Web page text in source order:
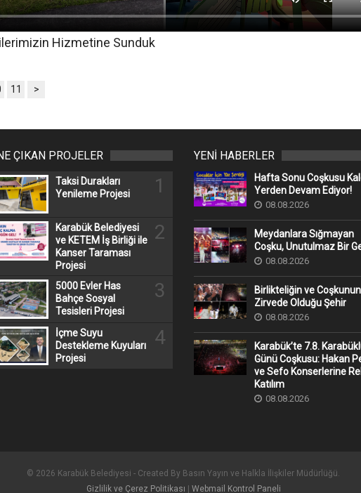
Hizmetine Sunduk
11 >
ÇIKAN PROJELER
Taksi Durakları
Yenileme Projesi
1
Karabük Belediyesi
ve KETEM İş Birliği ile
Kanser Taraması
Projesi
2
5000 Evler Has
Bahçe Sosyal
Tesisleri Projesi
3
İçme Suyu
Destekleme Kuyuları
Projesi
4
YENİ HABERLER
Hafta Sonu Coşkusu
Yerden Devam Ediyor!
08.08.2026
Meydanlara Sığmayan
Coşku, Unutulmaz Bir
08.08.2026
Birlikteliğin ve Coşkunun
Zirvede Olduğu Şehir
08.08.2026
Karabük’te 7.8.
Günü Coşkusu: Hakan
ve Sefo Konserlerine
Katılım
08.08.2026
© 2026 Karabük Belediyesi - Created By Basın Yayın ve Halkla İlişkiler Müdürlüğü.
Gizlilik ve Çerez Politikası
Webmail Kontrol Paneli